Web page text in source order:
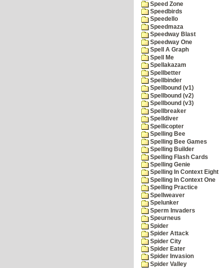
Speed Zone
Speedbirds
Speedello
Speedmaza
Speedway Blast
Speedway One
Spell A Graph
Spell Me
Spellakazam
Spellbetter
Spellbinder
Spellbound (v1)
Spellbound (v2)
Spellbound (v3)
Spellbreaker
Spelldiver
Spellicopter
Spelling Bee
Spelling Bee Games
Spelling Builder
Spelling Flash Cards
Spelling Genie
Spelling In Context Eight
Spelling In Context One
Spelling Practice
Spellweaver
Spelunker
Sperm Invaders
Speurneus
Spider
Spider Attack
Spider City
Spider Eater
Spider Invasion
Spider Valley